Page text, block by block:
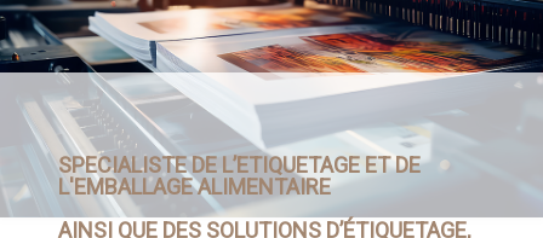
SPECIALISTE DE L’ETIQUETAGE ET DE
L'EMBALLAGE ALIMENTAIRE
AINSI QUE DES SOLUTIONS D’ÉTIQUETAGE,